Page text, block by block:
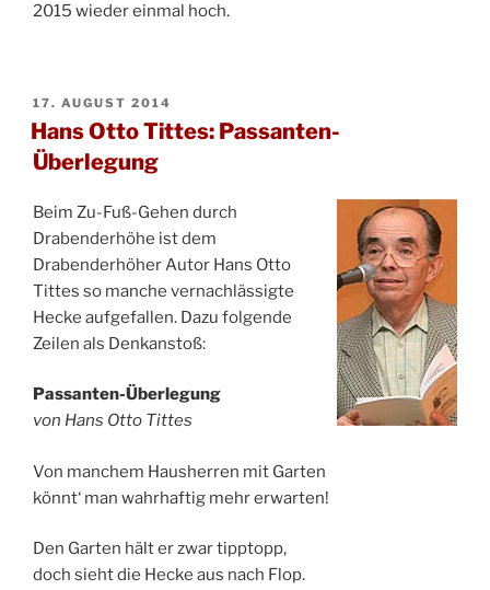
2015 wieder einmal hoch.
VERÖFFENTLICHT
AM
17. AUGUST 2014
Hans Otto Tittes: Passanten-
Überlegung
Beim Zu-Fuß-Gehen durch
Drabenderhöhe ist dem
Drabenderhöher Autor Hans Otto
Tittes so manche vernachlässigte
Hecke aufgefallen. Dazu folgende
Zeilen als Denkanstoß:
Passanten-Überlegung
von Hans Otto Tittes
Von manchem Hausherren mit Garten
könnt‘ man wahrhaftig mehr erwarten!
Den Garten hält er zwar tipptopp,
doch sieht die Hecke aus nach Flop.